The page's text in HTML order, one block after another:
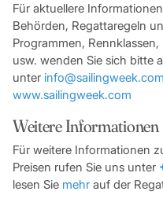
Für aktuellere
Behörden, Regattaregeln
Programmen,
usw. wenden Sie sich bitte
unter info@sailingweek.com
www.sailingweek.com
Weitere Informationen
Für weitere Informationen
Preisen rufen Sie uns unter
lesen Sie mehrauf der